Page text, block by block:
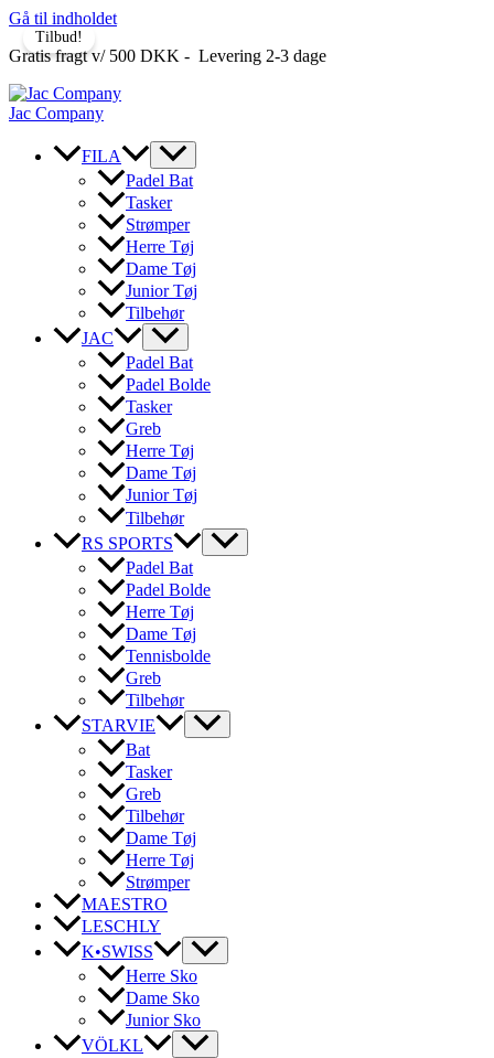
Gå til indholdet
Gratis fragt v/ 500 DKK - Levering 2-3 dage
Jac Company
FILA
Padel Bat
Tasker
Strømper
Herre Tøj
Dame Tøj
Junior Tøj
Tilbehør
JAC
Padel Bat
Padel Bolde
Tasker
Greb
Herre Tøj
Dame Tøj
Junior Tøj
Tilbehør
RS SPORTS
Padel Bat
Padel Bolde
Herre Tøj
Dame Tøj
Tennisbolde
Greb
Tilbehør
STARVIE
Bat
Tasker
Greb
Tilbehør
Dame Tøj
Herre Tøj
Strømper
MAESTRO
LESCHLY
K•SWISS
Herre Sko
Dame Sko
Junior Sko
VÖLKL
Tilbud!